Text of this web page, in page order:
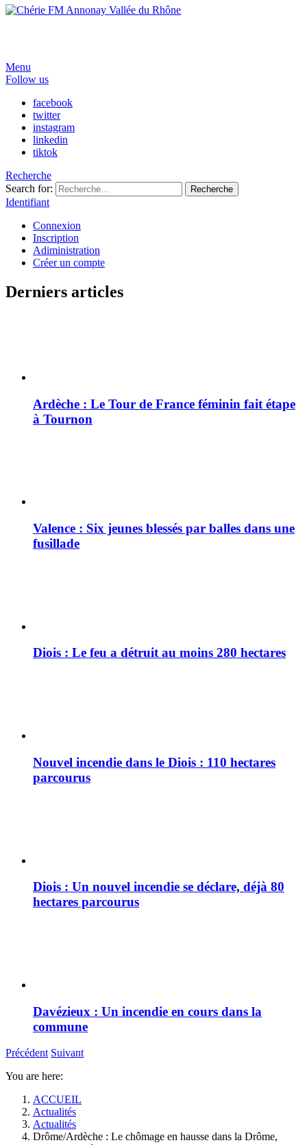
Menu
Follow us
facebook
twitter
instagram
linkedin
tiktok
Recherche
Search for:
Recherche
Identifiant
Connexion
Inscription
Adiministration
Créer un compte
Derniers articles
Ardèche : Le Tour de France féminin fait étape
à Tournon
Valence : Six jeunes blessés par balles dans une
fusillade
Diois : Le feu a détruit au moins 280 hectares
Nouvel incendie dans le Diois : 110 hectares
parcourus
Diois : Un nouvel incendie se déclare, déjà 80
hectares parcourus
Davézieux : Un incendie en cours dans la
commune
Précédent Suivant
You are here:
ACCUEIL
Actualités
Actualités
Drôme/Ardèche : Le chômage en hausse dans la Drôme,